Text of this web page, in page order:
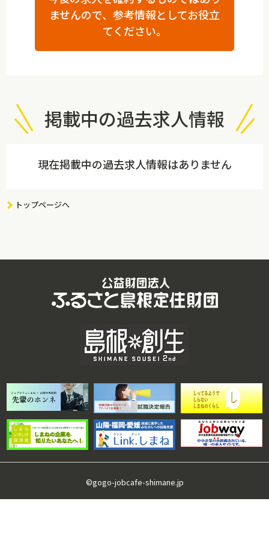
ませんので、参考情報としてお役立
てください。
掲載中の過去求人情報
現在掲載中の過去求人情報はありません
トップページへ
©gogo-jobcafe-shimane.jp